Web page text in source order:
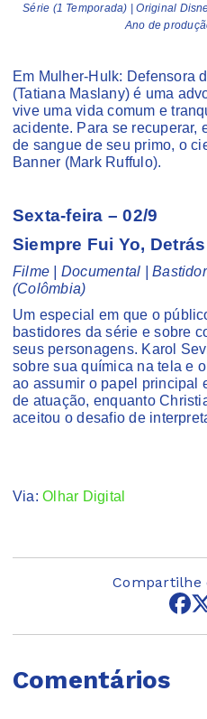
Série (1 Temporada) | Original
Ano de
Em Mulher-Hulk: Defensora
(Tatiana Maslany) é uma
vive uma vida comum e
acidente. Para se recuperar,
de sangue de seu primo, o
Banner (Mark Ruffulo).
Sexta-feira – 02/9
Siempre Fui Yo,
Filme | Documental |
(Colômbia)
Um especial em que o
bastidores da série e sobre
seus personagens. Karol
sobre sua química na tela e
ao assumir o papel principal
de atuação, enquanto
aceitou o desafio de
Via:Olhar Digital
Compartilhe
Comentários